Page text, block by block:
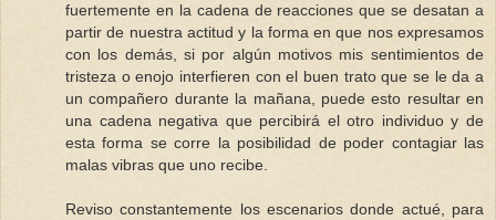
fuertemente en la cadena de reacciones que se desatan a
partir de nuestra actitud y la forma en que nos expresamos
con los demás, si por algún motivos mis sentimientos de
tristeza o enojo interfieren con el buen trato que se le da a
un compañero durante la mañana, puede esto resultar en
una cadena negativa que percibirá el otro individuo y de
esta forma se corre la posibilidad de poder contagiar las
malas vibras que uno recibe.
Reviso constantemente los escenarios donde actué, para